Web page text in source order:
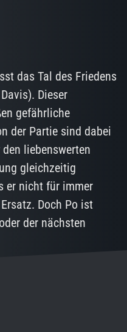
das Tal des Friedens
Dieser
gefährliche
der Partie sind dabei
liebenswerten
gleichzeitig
er nicht für immer
Doch Po ist
der nächsten